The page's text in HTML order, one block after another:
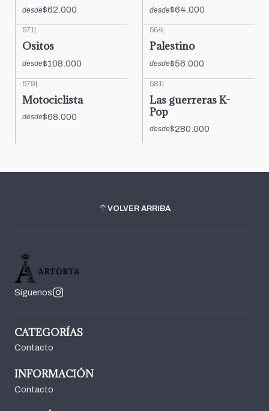
desde$62.000 desde$64.000
571
Ositos
desde$108.000
564
Palestino
desde$56.000
579|
Motociclista
desde$68.000
581 |
Las guerreras K-
Pop
desde$280.000
VOLVER ARRIBA
Síguenos
CATEGORÍAS
Contacto
INFORMACIÓN
Contacto